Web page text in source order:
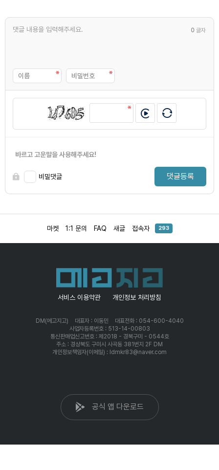
0 글자
바르고 고운말을 사용해주세요!
비밀댓글 댓글등록
마켓 1:1 문의 FAQ 새글 접속자 293
서비스 이용약관 개인정보 처리방침
DM(메고지고) 대표자 : 이동민
대표전화 : 054-600-4040
사업자등록번호 : 513-14-00803
통신판매업신고번호 : 제2018 - 경북구미 - 0544호
주소 : 경상북도 구미시 사곡동 381번지 2F DM
개인정보책임자(이메일) : ldmkr83@naver.com
공식 앱 다운로드